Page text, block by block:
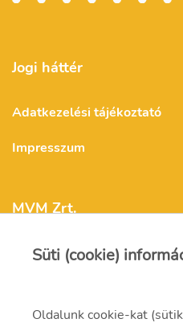
Jogi háttér
Adatkezelési tájékoztató
Impresszum
MVM Zrt.
1031 Budapest,
Süti (cookie)
Oldalunk cookie-kat